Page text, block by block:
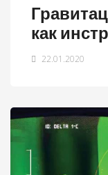
как
22.01.2020